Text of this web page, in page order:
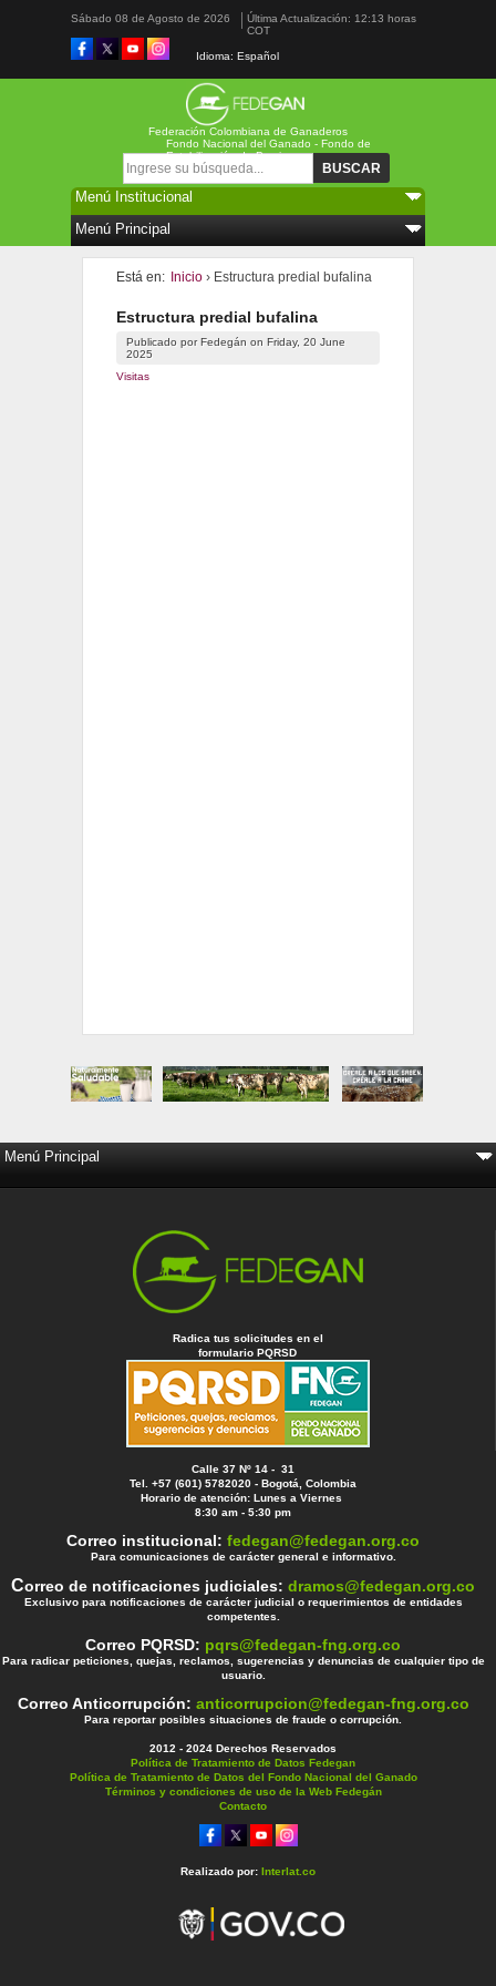
Sábado 08 de Agosto de 2026
Última Actualización: 12:13 horas
COT
Idioma: Español
Federación Colombiana de Ganaderos
Formulario de búsqueda
Fondo Nacional del Ganado - Fondo de
Estabilización de Precios
Está en: Inicio› Estructura predial bufalina
Estructura predial bufalina
Publicado por Fedegán on Friday, 20 June
2025
Visitas
Radica tus solicitudes en el
formulario PQRSD
Calle 37 Nº 14 - 31
Tel. +57 (601) 5782020 - Bogotá, Colombia
Horario de atención: Lunes a Viernes
8:30 am - 5:30 pm
Correo institucional:fedegan@fedegan.org.co
Para comunicaciones de carácter general e informativo.
Correo de notificaciones judiciales:dramos@fedegan.org.co
Exclusivo para notificaciones de carácter judicial o requerimientos de entidades
competentes.
Correo PQRSD: pqrs@fedegan-fng.org.co
Para radicar peticiones, quejas, reclamos, sugerencias y denuncias de cualquier tipo de
usuario.
Correo Anticorrupción: anticorrupcion@fedegan-fng.org.co
Para reportar posibles situaciones de fraude o corrupción.
2012 - 2024 Derechos Reservados
Política de Tratamiento de Datos Fedegan
Política de Tratamiento de Datos del Fondo Nacional del Ganado
Términos y condiciones de uso de la Web Fedegán
Contacto
Realizado por: Interlat.co